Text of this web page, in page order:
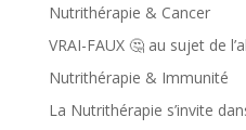
Nutrithérapie & Cancer
VRAI-FAUX 🤔 au sujet de
Nutrithérapie & Immunité
La Nutrithérapie s’invite